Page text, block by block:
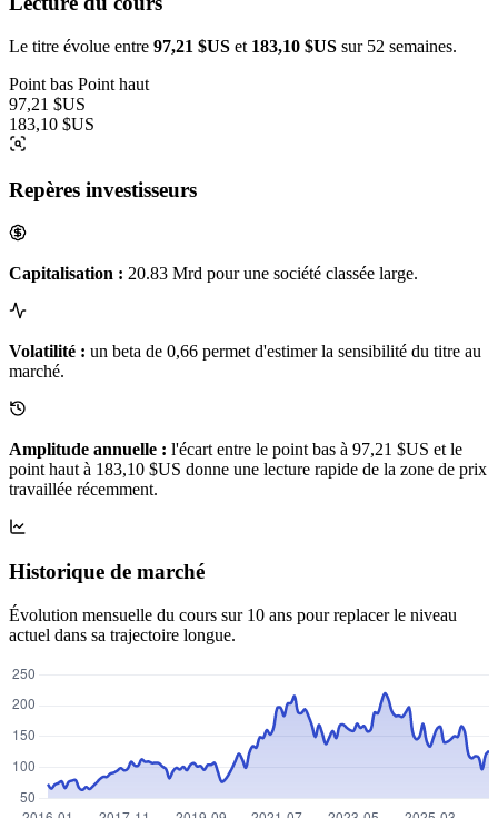
Le titre évolue entre 97,21 $US et 183,10 $US sur 52 semaines.
Point bas Point haut
97,21 $US
183,10 $US
Repères investisseurs
Capitalisation : 20.83 Mrd pour une société classée large.
Volatilité : un beta de 0,66 permet d'estimer la sensibilité du titre au
marché.
Amplitude annuelle : l'écart entre le point bas à 97,21 $US et le
point haut à 183,10 $US donne une lecture rapide de la zone de prix
travaillée récemment.
Historique de marché
Évolution mensuelle du cours sur 10 ans pour replacer le niveau
actuel dans sa trajectoire longue.